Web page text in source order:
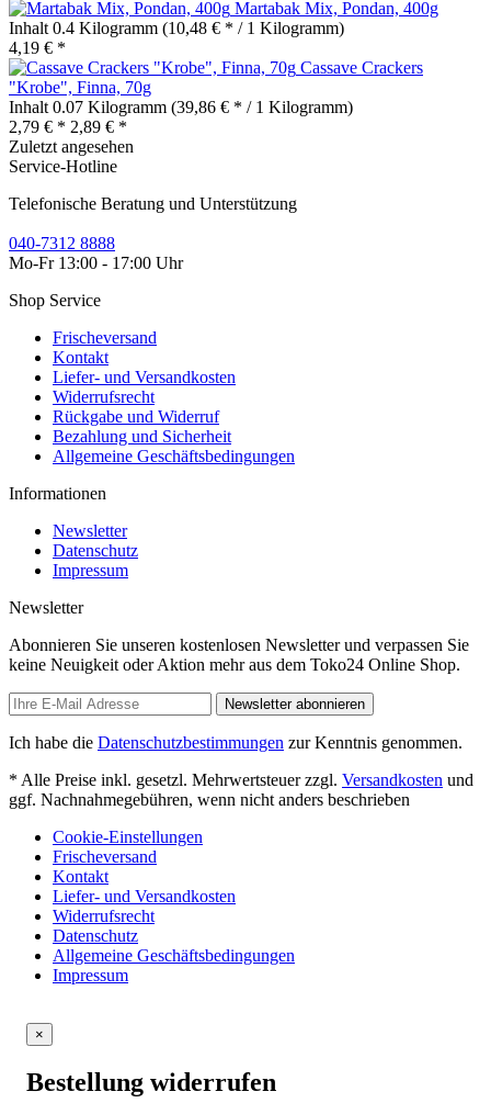
Martabak Mix, Pondan, 400g
Inhalt 0.4 Kilogramm (10,48 € * / 1 Kilogramm)
4,19 € *
Cassave Crackers
"Krobe", Finna, 70g
Inhalt 0.07 Kilogramm (39,86 € * / 1 Kilogramm)
2,79 € * 2,89 € *
Zuletzt angesehen
Service-Hotline
Telefonische Beratung und Unterstützung
040-7312 8888
Mo-Fr 13:00 - 17:00 Uhr
Shop Service
Frischeversand
Kontakt
Liefer- und Versandkosten
Widerrufsrecht
Rückgabe und Widerruf
Bezahlung und Sicherheit
Allgemeine Geschäftsbedingungen
Informationen
Newsletter
Datenschutz
Impressum
Newsletter
Abonnieren Sie unseren kostenlosen Newsletter und verpassen Sie
keine Neuigkeit oder Aktion mehr aus dem Toko24 Online Shop.
Newsletter abonnieren
Ich habe die Datenschutzbestimmungen zur Kenntnis genommen.
* Alle Preise inkl. gesetzl. Mehrwertsteuer zzgl. Versandkosten und
ggf. Nachnahmegebühren, wenn nicht anders beschrieben
Cookie-Einstellungen
Frischeversand
Kontakt
Liefer- und Versandkosten
Widerrufsrecht
Datenschutz
Allgemeine Geschäftsbedingungen
Impressum
×
Bestellung widerrufen